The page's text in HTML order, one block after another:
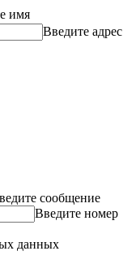
имя
Введите адрес
сообщение
Введите номер
данных